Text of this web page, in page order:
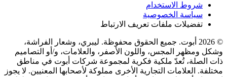
شروط الاستخدام
سياسة الخصوصية
تفضيلات ملفات تعريف الارتباط
© 2026 أبوت. جميع الحقوق محفوظة. ليبري، وشعار الفراشة،
وشكل ومظهر المجس، واللون الأصفر، والعلامات، و/أو التصاميم
ذات الصلة، تُعدّ ملكية فكرية لمجموعة شركات أبوت في مناطق
مختلفة. العلامات التجارية الأخرى مملوكة لأصحابها المعنيين. لا يجوز